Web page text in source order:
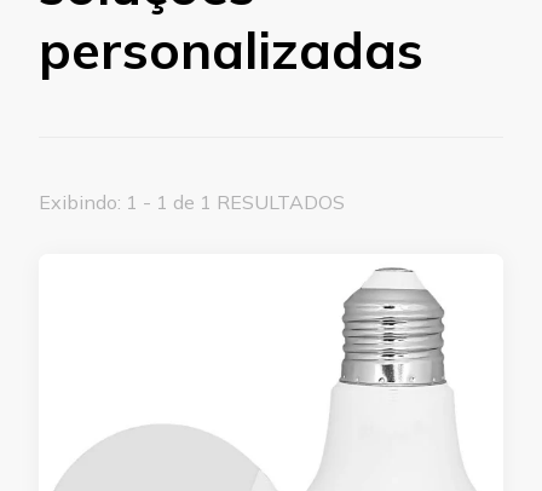
personalizadas
Exibindo: 1 - 1 de 1 RESULTADOS